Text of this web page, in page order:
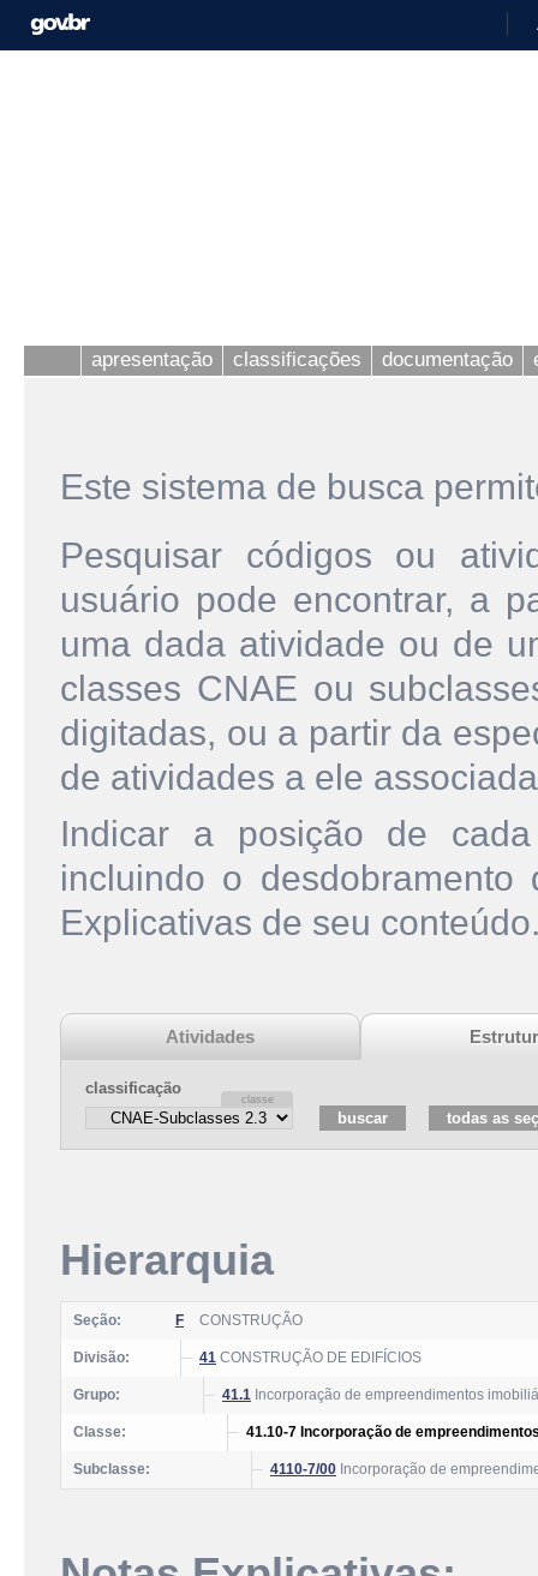
apresentação classificações documentação
Este sistema de busca
Pesquisar códigos ou
usuário pode encontrar, a
uma dada atividade ou de
classes CNAE ou
digitadas, ou a partir da
de atividades a ele
Indicar a posição de
incluindo o
Explicativas de seu
Atividades
classificação
Hierarquia
Seção: F CONSTRUÇÃO
Divisão: 41 CONSTRUÇÃO DE EDIFÍCIOS
Grupo: 41.1 Incorporação de empreendimentos
Classe: 41.10-7 Incorporação de
Subclasse: 4110-7/00 Incorporação de